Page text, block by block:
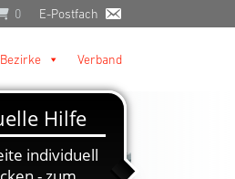
0 E-Postfach
Bezirke Verband